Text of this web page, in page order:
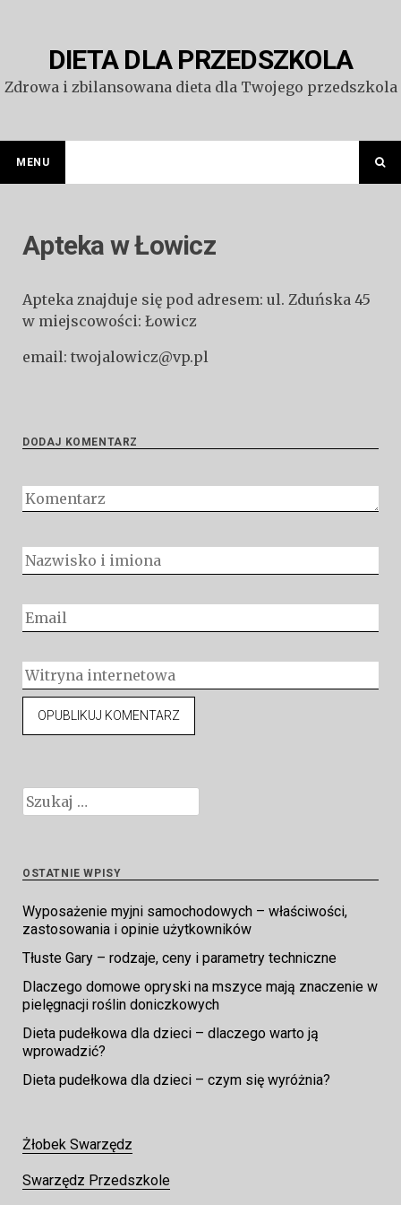
DIETA DLA PRZEDSZKOLA
Zdrowa i zbilansowana dieta dla Twojego przedszkola
MENU
Apteka w Łowicz
Apteka znajduje się pod adresem: ul. Zduńska 45
w miejscowości: Łowicz
email: twojalowicz@vp.pl
DODAJ KOMENTARZ
Szukaj:
OSTATNIE WPISY
Wyposażenie myjni samochodowych – właściwości,
zastosowania i opinie użytkowników
Tłuste Gary – rodzaje, ceny i parametry techniczne
Dlaczego domowe opryski na mszyce mają znaczenie w
pielęgnacji roślin doniczkowych
Dieta pudełkowa dla dzieci – dlaczego warto ją
wprowadzić?
Dieta pudełkowa dla dzieci – czym się wyróżnia?
Żłobek Swarzędz
Swarzędz Przedszkole